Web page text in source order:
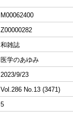
M00062400
Z00000282
和雑誌
医学のあゆみ
2023/9/23
Vol.286 No.13 (3471)
5